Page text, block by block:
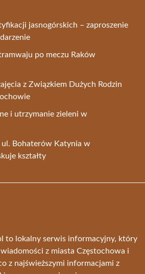
jasnogórskich – zaproszenie
po meczu Raków
z Związkiem Dużych Rodzin
i utrzymanie zieleni w
Bohaterów Katynia w
kształty
to lokalny serwis informacyjny, który
z miasta Częstochowa i
z najświeższymi informacjami z